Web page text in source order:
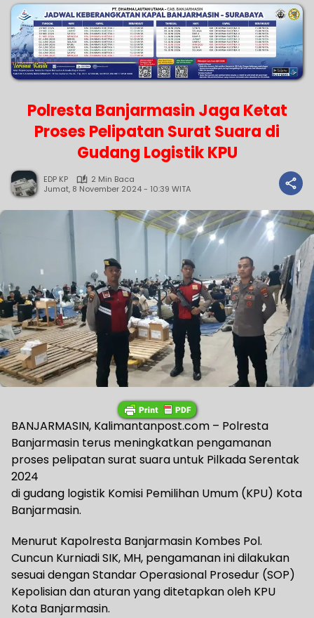
Polresta Banjarmasin Jaga Ketat
Proses Pelipatan Surat Suara di
Gudang Logistik KPU
EDP KP
2 Min Baca
Jumat, 8 November 2024 - 10:39 WITA
BANJARMASIN, Kalimantanpost.com – Polresta
Banjarmasin terus meningkatkan pengamanan
proses pelipatan surat suara untuk Pilkada Serentak
2024
di gudang logistik Komisi Pemilihan Umum (KPU) Kota
Banjarmasin.
Menurut Kapolresta Banjarmasin Kombes Pol.
Cuncun Kurniadi SIK, MH, pengamanan ini dilakukan
sesuai dengan Standar Operasional Prosedur (SOP)
Kepolisian dan aturan yang ditetapkan oleh KPU
Kota Banjarmasin.